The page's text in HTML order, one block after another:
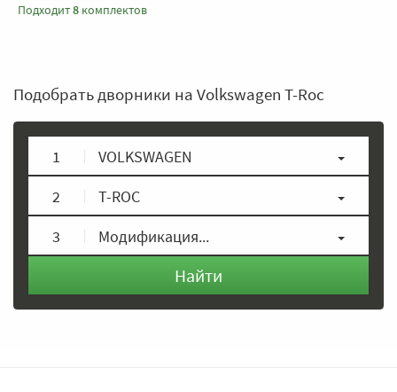
Подходит8 комплектов
Подобрать дворники на Volkswagen T-Roc
1
VOLKSWAGEN
2
T-ROC
3
Модификация...
Найти